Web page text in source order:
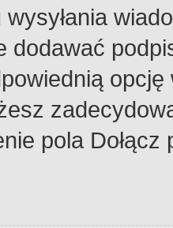
dodawać
pola